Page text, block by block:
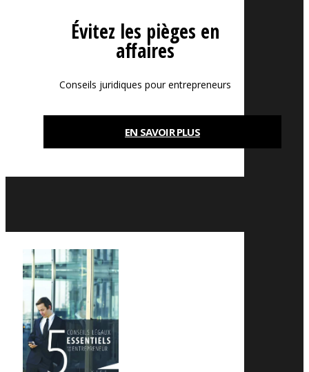
Évitez les pièges en
affaires
Conseils juridiques pour entrepreneurs
EN SAVOIR PLUS